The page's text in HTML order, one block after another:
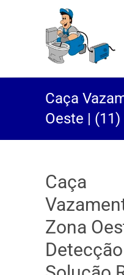
Caça
Oeste | (11)
Caça
Zona